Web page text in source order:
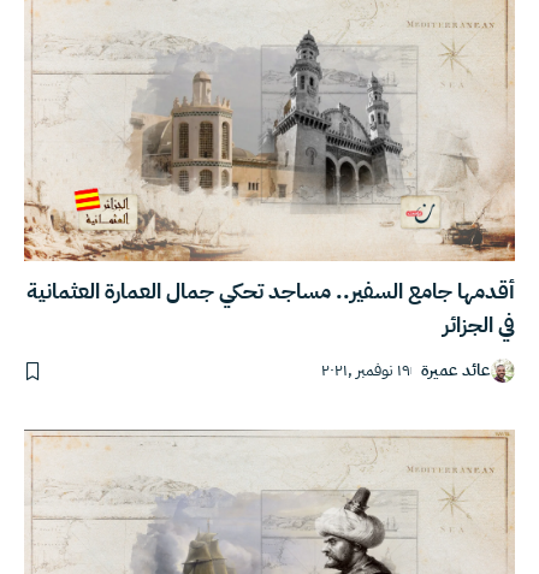
أقدمها جامع السفير.. مساجد تحكي جمال العمارة العثمانية
في الجزائر
عائد عميرة ١٩ نوفمبر ,٢٠٢١